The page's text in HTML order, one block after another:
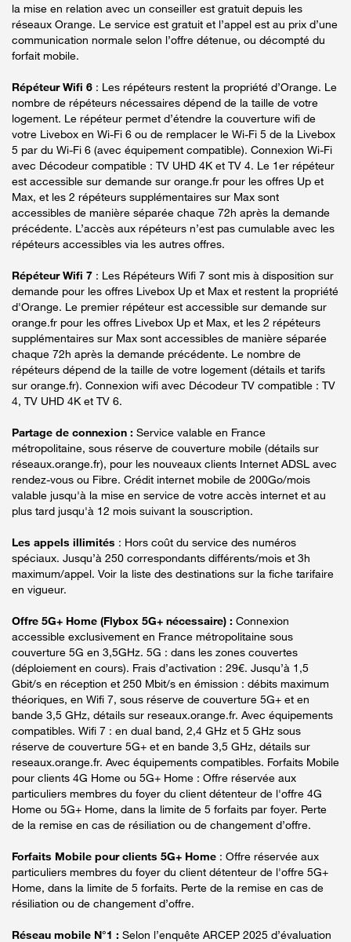
la mise en relation avec un conseiller est gratuit depuis les
réseaux Orange. Le service est gratuit et l’appel est au prix d’une
communication normale selon l’offre détenue, ou décompté du
forfait mobile.
Répéteur Wifi 6 : Les répéteurs restent la propriété d’Orange. Le
nombre de répéteurs nécessaires dépend de la taille de votre
logement. Le répéteur permet d’étendre la couverture wifi de
votre Livebox en Wi-Fi 6 ou de remplacer le Wi-Fi 5 de la Livebox
5 par du Wi-Fi 6 (avec équipement compatible). Connexion Wi-Fi
avec Décodeur compatible : TV UHD 4K et TV 4. Le 1er répéteur
est accessible sur demande sur orange.fr pour les offres Up et
Max, et les 2 répéteurs supplémentaires sur Max sont
accessibles de manière séparée chaque 72h après la demande
précédente. L’accès aux répéteurs n’est pas cumulable avec les
répéteurs accessibles via les autres offres.
Répéteur Wifi 7 : Les Répéteurs Wifi 7 sont mis à disposition sur
demande pour les offres Livebox Up et Max et restent la propriété
d'Orange. Le premier répéteur est accessible sur demande sur
orange.fr pour les offres Livebox Up et Max, et les 2 répéteurs
supplémentaires sur Max sont accessibles de manière séparée
chaque 72h après la demande précédente. Le nombre de
répéteurs dépend de la taille de votre logement (détails et tarifs
sur orange.fr). Connexion wifi avec Décodeur TV compatible : TV
4, TV UHD 4K et TV 6.
Partage de connexion : Service valable en France
métropolitaine, sous réserve de couverture mobile (détails sur
réseaux.orange.fr), pour les nouveaux clients Internet ADSL avec
rendez-vous ou Fibre. Crédit internet mobile de 200Go/mois
valable jusqu'à la mise en service de votre accès internet et au
plus tard jusqu'à 12 mois suivant la souscription.
Les appels illimités : Hors coût du service des numéros
spéciaux. Jusqu’à 250 correspondants différents/mois et 3h
maximum/appel. Voir la liste des destinations sur la fiche tarifaire
en vigueur.
Offre 5G+ Home (Flybox 5G+ nécessaire) : Connexion
accessible exclusivement en France métropolitaine sous
couverture 5G en 3,5GHz. 5G : dans les zones couvertes
(déploiement en cours). Frais d’activation : 29€. Jusqu’à 1,5
Gbit/s en réception et 250 Mbit/s en émission : débits maximum
théoriques, en Wifi 7, sous réserve de couverture 5G+ et en
bande 3,5 GHz, détails sur reseaux.orange.fr. Avec équipements
compatibles. Wifi 7 : en dual band, 2,4 GHz et 5 GHz sous
réserve de couverture 5G+ et en bande 3,5 GHz, détails sur
reseaux.orange.fr. Avec équipements compatibles. Forfaits Mobile
pour clients 4G Home ou 5G+ Home : Offre réservée aux
particuliers membres du foyer du client détenteur de l'offre 4G
Home ou 5G+ Home, dans la limite de 5 forfaits par foyer. Perte
de la remise en cas de résiliation ou de changement d’offre.
Forfaits Mobile pour clients 5G+ Home : Offre réservée aux
particuliers membres du foyer du client détenteur de l'offre 5G+
Home, dans la limite de 5 forfaits. Perte de la remise en cas de
résiliation ou de changement d’offre.
Réseau mobile N°1 : Selon l’enquête ARCEP 2025 d’évaluation